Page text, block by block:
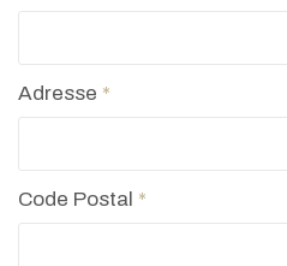
Adresse *
Code Postal *